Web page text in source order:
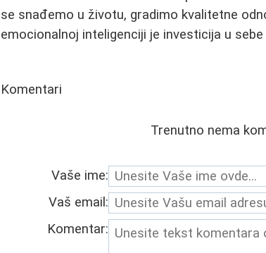
se snađemo u životu, gradimo kvalitetne
emocionalnoj inteligenciji je investicija u
Komentari
Trenutno nema
Vaše ime:
Vaš email:
Komentar: